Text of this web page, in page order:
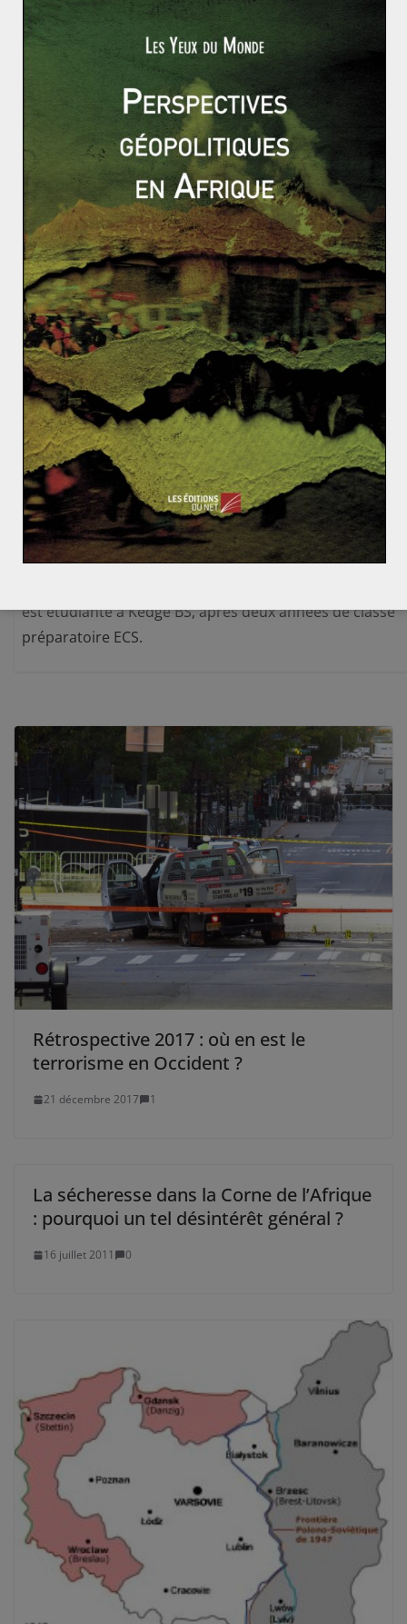
Selon les climatologues, ce phénomène serait la cause
des épisodes de famine récurrents. La montée des
températures réduirait les précipitations et
dessècherait les terres. Le premier «
en 1896, correspondrait à la période industrielle. Le
pays connaît ensuite seize «kere« , dont le dernier
toujours en cours. Le lien entre le réchauffement
climatique engendré par la pollution humaine et
l’apparition des «kere » semble donc très évident. Le
directeur du PAM a souligné que Madagascar « n’avait
en rien contribué au réchauffement climatique mais
[qu’elle en payait] le prix fort ».
L’aide exceptionnelle du FMI au Soudan est-elle suffi
sante pour relever le pays ?
L’essor de l’industrie de défense de la Turquie
Daïanée TISSERAND
est étudiante à Kedge BS, après deux années de classe
préparatoire ECS.
Rétrospective 2017 : où en est le
terrorisme en Occident ?
21 décembre 2017 1
La sécheresse dans la Corne de l’Afrique
: pourquoi un tel désintérêt général ?
16 juillet 2011 0